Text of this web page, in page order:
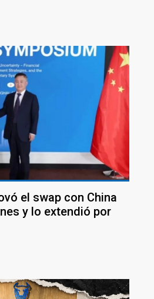
el swap con China
y lo extendió por